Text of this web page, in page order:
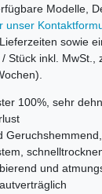
Modelle,
unser
sowie
Stück inkl. MwSt.,
100%, sehr
und